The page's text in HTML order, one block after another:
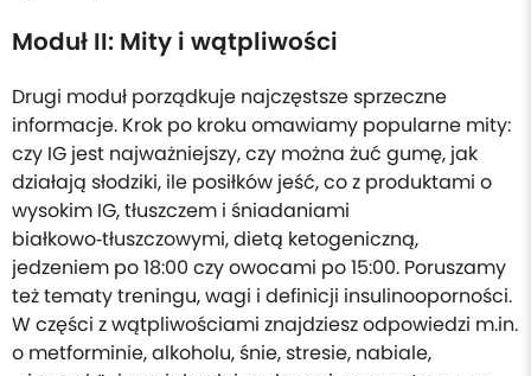
Moduł II: Mity i wątpliwości
Drugi moduł porządkuje najczęstsze sprzeczne
informacje. Krok po kroku omawiamy popularne mity:
czy IG jest najważniejszy, czy można żuć gumę, jak
działają słodziki, ile posiłków jeść, co z produktami o
wysokim IG, tłuszczem i śniadaniami
białkowo‑tłuszczowymi, dietą ketogeniczną,
jedzeniem po 18:00 czy owocami po 15:00. Poruszamy
też tematy treningu, wagi i definicji insulinooporności.
W części z wątpliwościami znajdziesz odpowiedzi m.in.
o metforminie, alkoholu, śnie, stresie, nabiale,